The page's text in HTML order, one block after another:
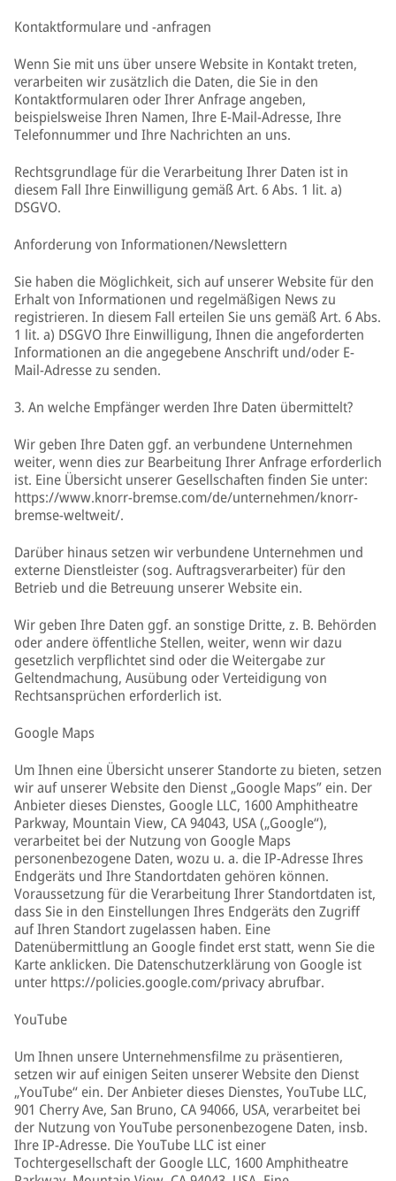
Kontaktformulare und -anfragen
Wenn Sie mit uns über unsere Website in Kontakt treten,
verarbeiten wir zusätzlich die Daten, die Sie in den
Kontaktformularen oder Ihrer Anfrage angeben,
beispielsweise Ihren Namen, Ihre E-Mail-Adresse, Ihre
Telefonnummer und Ihre Nachrichten an uns.
Rechtsgrundlage für die Verarbeitung Ihrer Daten ist in
diesem Fall Ihre Einwilligung gemäß Art. 6 Abs. 1 lit. a)
DSGVO.
Anforderung von Informationen/Newslettern
Sie haben die Möglichkeit, sich auf unserer Website für den
Erhalt von Informationen und regelmäßigen News zu
registrieren. In diesem Fall erteilen Sie uns gemäß Art. 6 Abs.
1 lit. a) DSGVO Ihre Einwilligung, Ihnen die angeforderten
Informationen an die angegebene Anschrift und/oder E-
Mail-Adresse zu senden.
3. An welche Empfänger werden Ihre Daten übermittelt?
Wir geben Ihre Daten ggf. an verbundene Unternehmen
weiter, wenn dies zur Bearbeitung Ihrer Anfrage erforderlich
ist. Eine Übersicht unserer Gesellschaften finden Sie unter:
https://www.knorr-bremse.com/de/unternehmen/knorr-
bremse-weltweit/.
Darüber hinaus setzen wir verbundene Unternehmen und
externe Dienstleister (sog. Auftragsverarbeiter) für den
Betrieb und die Betreuung unserer Website ein.
Wir geben Ihre Daten ggf. an sonstige Dritte, z. B. Behörden
oder andere öffentliche Stellen, weiter, wenn wir dazu
gesetzlich verpflichtet sind oder die Weitergabe zur
Geltendmachung, Ausübung oder Verteidigung von
Rechtsansprüchen erforderlich ist.
Google Maps
Um Ihnen eine Übersicht unserer Standorte zu bieten, setzen
wir auf unserer Website den Dienst „Google Maps” ein. Der
Anbieter dieses Dienstes, Google LLC, 1600 Amphitheatre
Parkway, Mountain View, CA 94043, USA („Google“),
verarbeitet bei der Nutzung von Google Maps
personenbezogene Daten, wozu u. a. die IP-Adresse Ihres
Endgeräts und Ihre Standortdaten gehören können.
Voraussetzung für die Verarbeitung Ihrer Standortdaten ist,
dass Sie in den Einstellungen Ihres Endgeräts den Zugriff
auf Ihren Standort zugelassen haben. Eine
Datenübermittlung an Google findet erst statt, wenn Sie die
Karte anklicken. Die Datenschutzerklärung von Google ist
unter https://policies.google.com/privacy abrufbar.
YouTube
Um Ihnen unsere Unternehmensfilme zu präsentieren,
setzen wir auf einigen Seiten unserer Website den Dienst
„YouTube“ ein. Der Anbieter dieses Dienstes, YouTube LLC,
901 Cherry Ave, San Bruno, CA 94066, USA, verarbeitet bei
der Nutzung von YouTube personenbezogene Daten, insb.
Ihre IP-Adresse. Die YouTube LLC ist einer
Tochtergesellschaft der Google LLC, 1600 Amphitheatre